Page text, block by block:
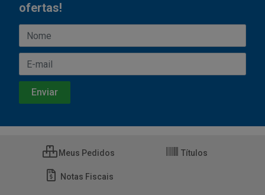
ofertas!
Meus Pedidos Títulos
Notas Fiscais